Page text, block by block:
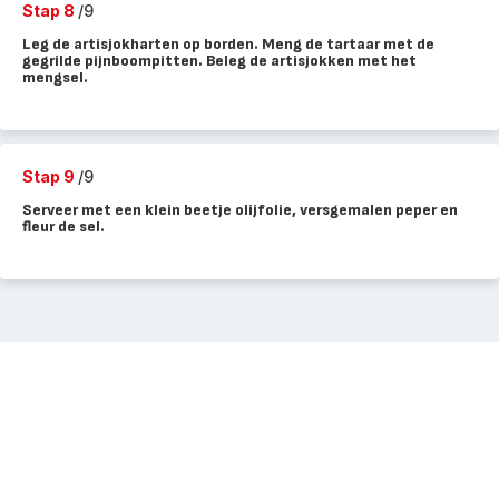
Stap 8 /9
Leg de artisjokharten op borden. Meng de tartaar met de
gegrilde pijnboompitten. Beleg de artisjokken met het
mengsel.
Stap 9 /9
Serveer met een klein beetje olijfolie, versgemalen peper en
fleur de sel.